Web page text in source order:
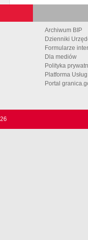
Archiwum BIP
Dzienniki
Formularze
Dla mediów
Polityka
Platforma
Portal